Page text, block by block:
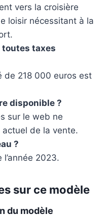
vers la croisière
loisir nécessitant à la
taxes
de 218 000 euros est
disponible ?
sur le web ne
de la vente.
?
l’année 2023.
sur ce modèle
du modèle